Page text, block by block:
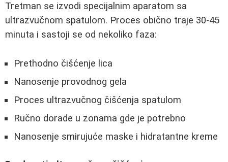
Tretman se izvodi specijalnim aparatom sa
ultrazvučnom spatulom. Proces obično traje 30-45
minuta i sastoji se od nekoliko faza:
Prethodno čišćenje lica
Nanosenje provodnog gela
Proces ultrazvučnog čišćenja spatulom
Ručno dorade u zonama gde je potrebno
Nanosenje smirujuće maske i hidratantne kreme